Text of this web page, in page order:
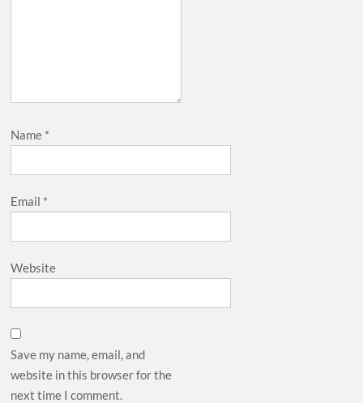
Name *
Email *
Website
Save my name, email, and
website in this browser for the
next time I comment.